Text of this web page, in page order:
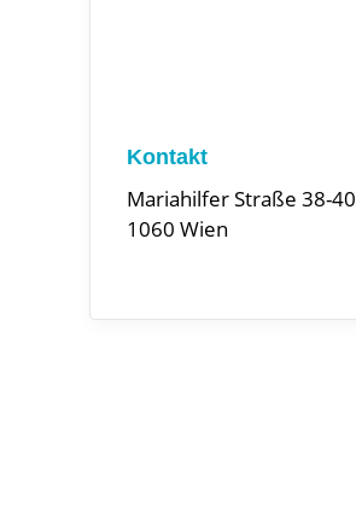
Kontakt
Mariahilfer Straße 38-40
1060 Wien